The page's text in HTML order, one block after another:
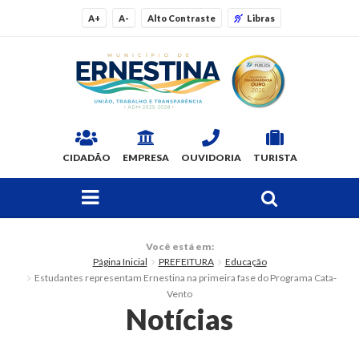
A+ A- Alto Contraste Libras
CIDADÃO EMPRESA OUVIDORIA TURISTA
Dados Gerais
Você está em:
Página Inicial
PREFEITURA
Educação
Estudantes representam Ernestina na primeira fase do Programa Cata-
Vento
Notícias